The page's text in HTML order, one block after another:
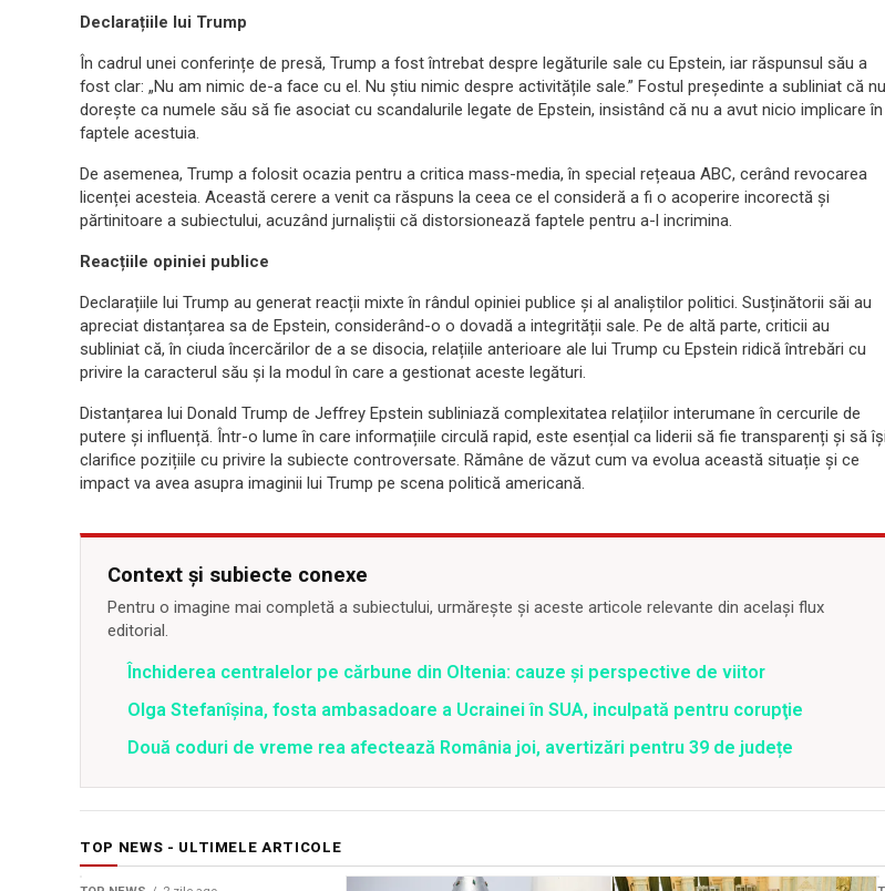
Declarațiile lui Trump
În cadrul unei conferințe de presă, Trump a fost întrebat despre legăturile sale cu Epstein, iar răspunsul său a
fost clar: „Nu am nimic de-a face cu el. Nu știu nimic despre activitățile sale.” Fostul președinte a subliniat că nu
dorește ca numele său să fie asociat cu scandalurile legate de Epstein, insistând că nu a avut nicio implicare în
faptele acestuia.
De asemenea, Trump a folosit ocazia pentru a critica mass-media, în special rețeaua ABC, cerând revocarea
licenței acesteia. Această cerere a venit ca răspuns la ceea ce el consideră a fi o acoperire incorectă și
părtinitoare a subiectului, acuzând jurnaliștii că distorsionează faptele pentru a-l incrimina.
Reacțiile opiniei publice
Declarațiile lui Trump au generat reacții mixte în rândul opiniei publice și al analiștilor politici. Susținătorii săi au
apreciat distanțarea sa de Epstein, considerând-o o dovadă a integrității sale. Pe de altă parte, criticii au
subliniat că, în ciuda încercărilor de a se disocia, relațiile anterioare ale lui Trump cu Epstein ridică întrebări cu
privire la caracterul său și la modul în care a gestionat aceste legături.
Distanțarea lui Donald Trump de Jeffrey Epstein subliniază complexitatea relațiilor interumane în cercurile de
putere și influență. Într-o lume în care informațiile circulă rapid, este esențial ca liderii să fie transparenți și să își
clarifice pozițiile cu privire la subiecte controversate. Rămâne de văzut cum va evolua această situație și ce
impact va avea asupra imaginii lui Trump pe scena politică americană.
Context și subiecte conexe
Pentru o imagine mai completă a subiectului, urmărește și aceste articole relevante din același flux
editorial.
Închiderea centralelor pe cărbune din Oltenia: cauze și perspective de viitor
Olga Stefanîşina, fosta ambasadoare a Ucrainei în SUA, inculpată pentru corupţie
Două coduri de vreme rea afectează România joi, avertizări pentru 39 de județe
TOP NEWS - ULTIMELE ARTICOLE